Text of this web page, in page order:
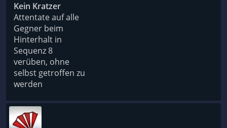
Kein Kratzer
Attentate auf alle
Gegner beim
Hinterhalt in
Sequenz 8
verüben, ohne
selbst getroffen zu
werden